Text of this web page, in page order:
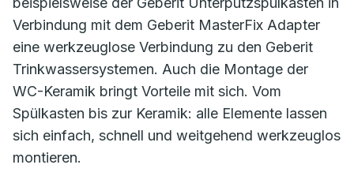
Verbindung mit dem Geberit MasterFix Adapter
eine werkzeuglose Verbindung zu den Geberit
Trinkwassersystemen. Auch die Montage der
WC-Keramik bringt Vorteile mit sich. Vom
Spülkasten bis zur Keramik: alle Elemente lassen
sich einfach, schnell und weitgehend werkzeuglos
montieren.